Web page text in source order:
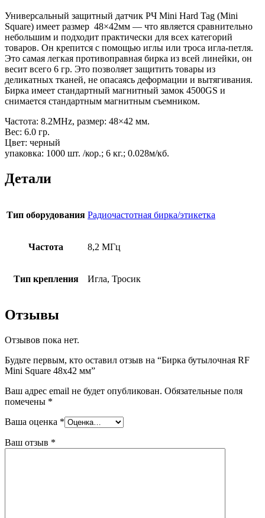
Универсальный защитный датчик РЧ Mini Hard Tag (Mini
Square) имеет размер 48×42мм — что является сравнительно
небольшим и подходит практически для всех категорий
товаров. Он крепится с помощью иглы или троса игла-петля.
Это самая легкая противоправная бирка из всей линейки, он
весит всего 6 гр. Это позволяет защитить товары из
деликатных тканей, не опасаясь деформации и вытягивания.
Бирка имеет стандартный магнитный замок 4500GS и
снимается стандартным магнитным съемником.
Частота: 8.2MHz, размер: 48×42 мм.
Вес: 6.0 гр.
Цвет: черный
упаковка: 1000 шт. /кор.; 6 кг.; 0.028м/кб.
Детали
Тип оборудования Радиочастотная бирка/этикетка
Частота 8,2 МГц
Тип крепления Игла, Тросик
Отзывы
Отзывов пока нет.
Будьте первым, кто оставил отзыв на “Бирка бутылочная RF
Mini Square 48х42 мм”
Ваш адрес email не будет опубликован. Обязательные поля
помечены *
Ваша оценка *
Ваш отзыв *